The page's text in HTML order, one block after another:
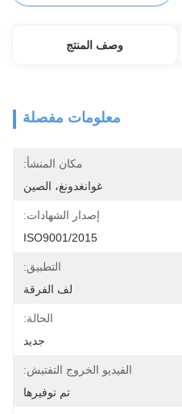
وصف المنتج
معلومات مفصلة
مكان المنشأ:
غوانغدونغ، الصين
إصدار الشهادات:
ISO9001/2015
التطبيق:
لف الفرقة
الحالة:
جديد
الفيديو الخروج التفتيش:
تم توفيرها